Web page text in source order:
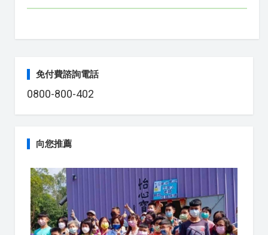
免付費諮詢電話
0800-800-402
向您推薦